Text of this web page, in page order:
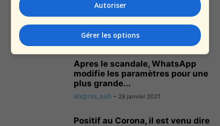
Pr Sharon Alroy-Preis : « Plus de
gens sont morts en deux...
Apres le scandale, WhatsApp
modifie les paramètres pour une
plus grande...
alxprss_sab - 28 janvier 2021
Positif au Corona, il est venu dire
Autoriser
Gérer les options